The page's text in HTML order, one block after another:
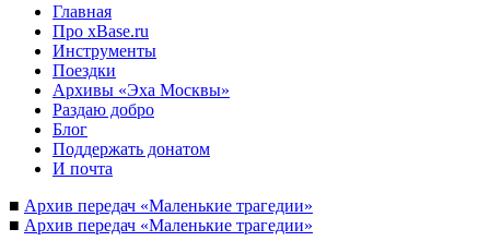
Главная
Про xBase.ru
Инструменты
Поездки
Архивы «Эха Москвы»
Раздаю добро
Блог
Поддержать донатом
И почта
■ Архив передач «Маленькие трагедии»
■ Архив передач «Маленькие трагедии»